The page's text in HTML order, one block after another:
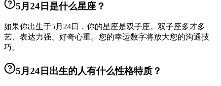
5月24日是什么星座？
如果你出生于5月24日，你的星座是双子座。双子座多才多
艺、表达力强、好奇心重。您的幸运数字将放大您的沟通技
巧。
5月24日出生的人有什么性格特质？